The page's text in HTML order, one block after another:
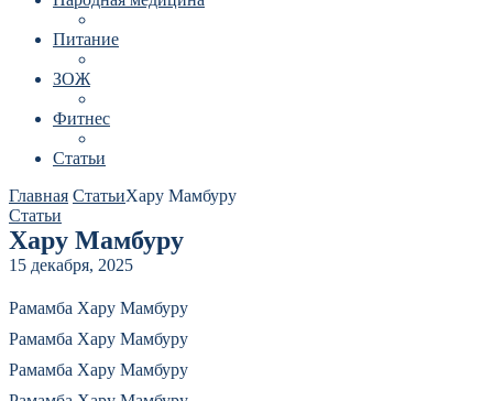
Питание
ЗОЖ
Фитнес
Статьи
Главная СтатьиХару Мамбуру
Статьи
Хару Мамбуру
15 декабря, 2025
Рамамба Хару Мамбуру
Рамамба Хару Мамбуру
Рамамба Хару Мамбуру